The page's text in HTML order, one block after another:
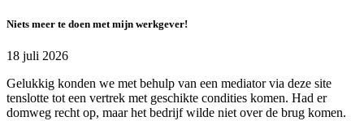
Niets meer te doen met mijn werkgever!
18 juli 2026
Gelukkig konden we met behulp van een mediator via deze site
tenslotte tot een vertrek met geschikte condities komen. Had er
domweg recht op, maar het bedrijf wilde niet over de brug komen.